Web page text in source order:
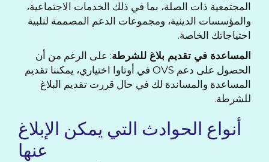
المجتمعية ذات الصلة، بما في ذلك الخدمات الاجتماعية،
والمؤسسات الدينية، ومجموعات الدعم المصممة لتلبية
احتياجاتك الخاصة.
المساعدة في تقديم بلاغ للشرطة: على الرغم من أن
الحصول على دعم OVS في أوتاوا اختياري، يمكننا تقديم
المساعدة والمساندة لك في حال قررت تقديم البلاغ
للشرطة.
أنواع الحوادث التي يمكن الإبلاغ
عنها